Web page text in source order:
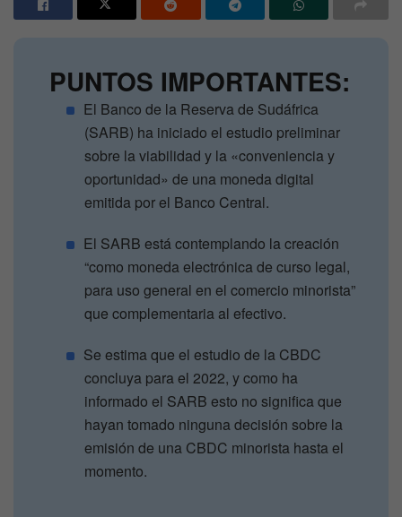
PUNTOS IMPORTANTES:
El Banco de la Reserva de Sudáfrica
(SARB) ha iniciado el estudio preliminar
sobre la viabilidad y la «conveniencia y
oportunidad» de una moneda digital
emitida por el Banco Central.
El SARB está contemplando la creación
“como moneda electrónica de curso legal,
para uso general en el comercio minorista”
que complementaria al efectivo.
Se estima que el estudio de la CBDC
concluya para el 2022, y como ha
informado el SARB esto no significa que
hayan tomado ninguna decisión sobre la
emisión de una CBDC minorista hasta el
momento.